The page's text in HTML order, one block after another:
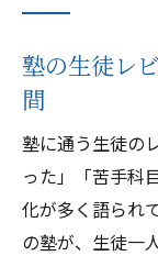
塾の生徒レ
間
塾に通う生徒の
った」「苦手科
化が多く語られ
の塾が、生徒一